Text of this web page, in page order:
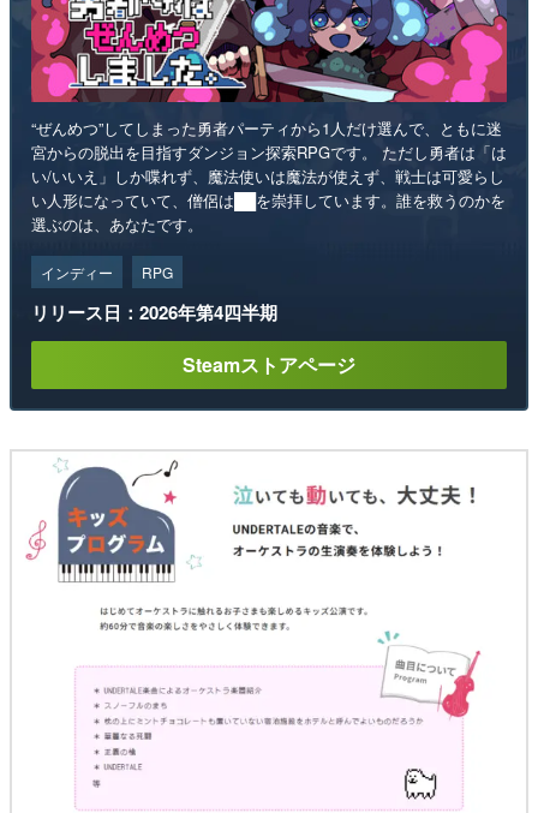
“ぜんめつ”してしまった勇者パーティから1人だけ選んで、ともに迷
宮からの脱出を目指すダンジョン探索RPGです。 ただし勇者は「は
い/いいえ」しか喋れず、魔法使いは魔法が使えず、戦士は可愛らし
い人形になっていて、僧侶は██を崇拝しています。誰を救うのかを
選ぶのは、あなたです。
インディー RPG
リリース日：2026年第4四半期
Steamストアページ